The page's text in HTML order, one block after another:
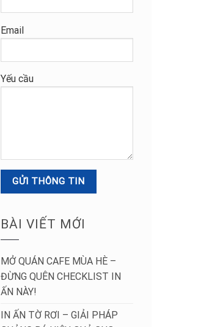
Email
Yếu cầu
BÀI VIẾT MỚI
MỞ QUÁN CAFE MÙA HÈ –
ĐỪNG QUÊN CHECKLIST IN
ẤN NÀY!
IN ẤN TỜ RƠI – GIẢI PHÁP